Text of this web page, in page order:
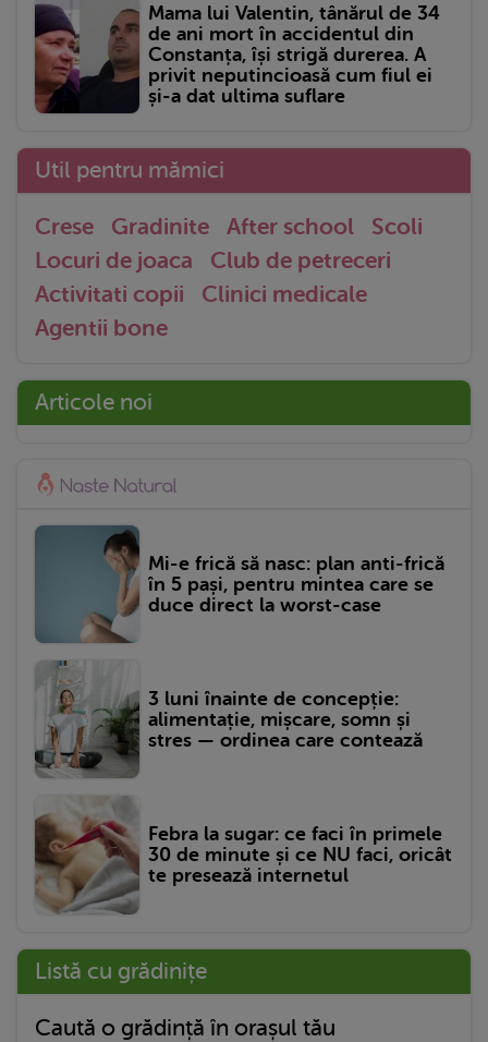
Mama lui Valentin, tânărul de 34
de ani mort în accidentul din
Constanța, își strigă durerea. A
privit neputincioasă cum fiul ei
și-a dat ultima suflare
Util pentru mămici
Crese Gradinite After school
Scoli
Locuri de joaca
Club de petreceri
Activitati copii
Clinici medicale
Agentii bone
Articole noi
Mi-e frică să nasc: plan anti-frică
în 5 pași, pentru mintea care se
duce direct la worst-case
3 luni înainte de concepție:
alimentație, mișcare, somn și
stres — ordinea care contează
Febra la sugar: ce faci în primele
30 de minute și ce NU faci, oricât
te presează internetul
Listă cu grădinițe
Caută o grădință în orașul tău